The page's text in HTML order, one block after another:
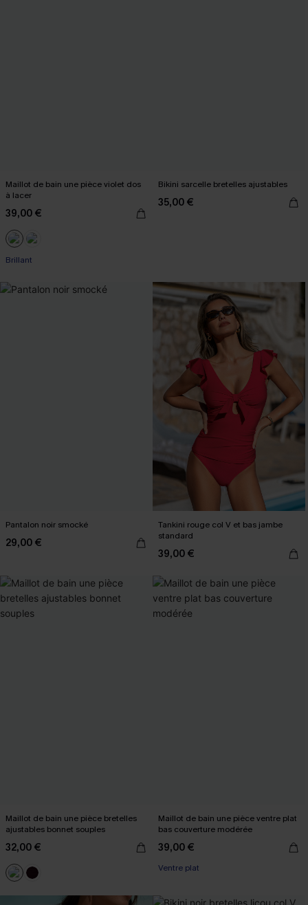
Maillot de bain une pièce violet dos
à lacer
39,00 €
Brillant
Bikini sarcelle bretelles ajustables
35,00 €
Pantalon noir smocké
29,00 €
Tankini rouge col V et bas jambe
standard
39,00 €
Maillot de bain une pièce bretelles
ajustables bonnet souples
32,00 €
Maillot de bain une pièce ventre plat
bas couverture modérée
39,00 €
Ventre plat